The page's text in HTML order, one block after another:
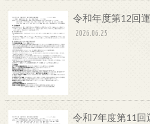
令和年度第12回
2026.06.25
令和7年度第11回